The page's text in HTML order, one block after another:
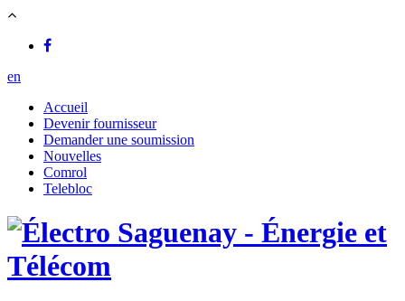
en
Accueil
Devenir fournisseur
Demander une soumission
Nouvelles
Comrol
Telebloc